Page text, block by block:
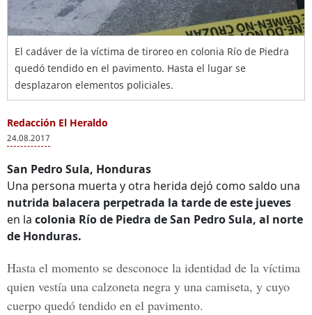
El cadáver de la víctima de tiroreo en colonia Río de Piedra
quedó tendido en el pavimento. Hasta el lugar se
desplazaron elementos policiales.
Redacción El Heraldo
24.08.2017
San Pedro Sula, Honduras
Una persona muerta y otra herida dejó como saldo una
nutrida balacera perpetrada la tarde de este jueves
en la colonia Río de Piedra de San Pedro Sula, al norte
de Honduras.
Hasta el momento se desconoce la identidad de la víctima
quien vestía una calzoneta negra y una camiseta, y cuyo
cuerpo quedó tendido en el pavimento.